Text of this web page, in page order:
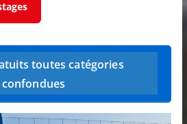
toutes catégories
confondues